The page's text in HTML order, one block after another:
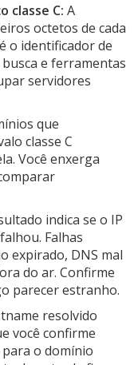
classe C: A
octetos de cada
o identificador de
e ferramentas
servidores
que
classe C
Você enxerga
indica se o IP
Falhas
expirado, DNS mal
do ar. Confirme
parecer estranho.
resolvido
você confirme
o domínio